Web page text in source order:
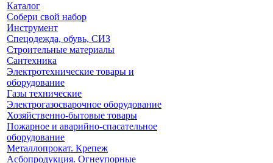
Каталог
Собери свой набор
Инструмент
Спецодежда, обувь, СИЗ
Строительные материалы
Сантехника
Электротехнические товары и
оборудование
Газы технические
Электрогазосварочное оборудование
Хозяйственно-бытовые товары
Пожарное и аварийно-спасательное
оборудование
Металлопрокат. Крепеж
Асбопродукция. Огнеупорные